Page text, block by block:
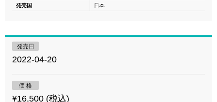
発売国
日本
発売日
2022-04-20
価 格
¥16,500 (税込)